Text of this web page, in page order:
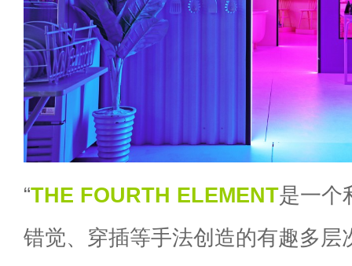
“THE FOURTH ELEMENT是一个
错觉、穿插等手法创造的有趣多层